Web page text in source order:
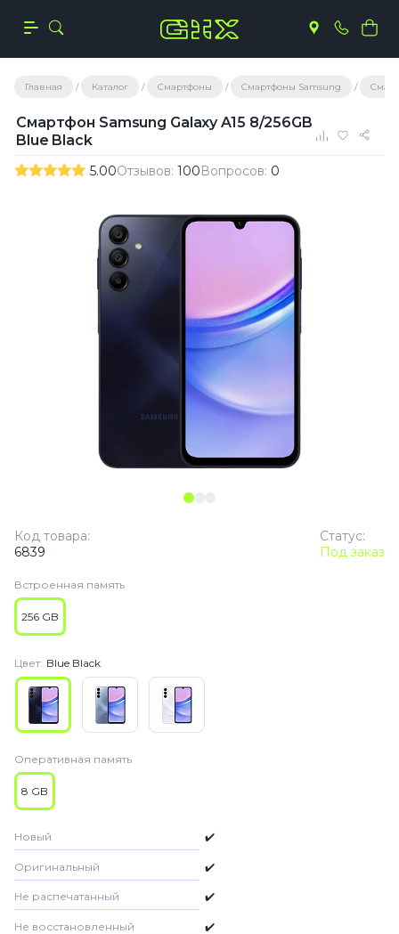
Главная Каталог Смартфоны Смартфоны Samsung
Смартфон Samsung Galaxy A15 8/256GB
Blue Black
5.00Отзывов: 100Вопросов: 0
Статус:
Под заказ
Код товара:
6839
Встроенная память
256 GB
Цвет: Blue Black
Оперативная память
8 GB
Новый ✔️
Оригинальный ✔️
Не распечатанный ✔️
Не восстановленный ✔️